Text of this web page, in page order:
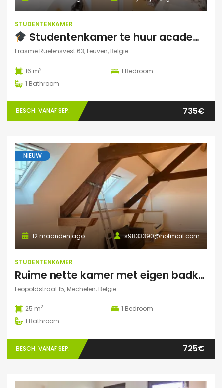
STUDENTENKAMER
Studentenkamer te huur academiejaar 2025-2026 – Ruelensvest 63, Leuven (Naamsepoort)
Erasme Ruelensvest 63, Leuven, België
16 m2 1 Bedroom
1 Bathroom
BESCH. VANAF SEP. 735€
NIEUW
s9833390@hotmail.com
12 maanden ago
STUDENTENKAMER
Ruime nette kamer met eigen badkamer en veel lichtinval
Leopoldstraat 15, Mechelen, België
25 m2 1 Bedroom
1 Bathroom
BESCH. VANAF SEP. 725€